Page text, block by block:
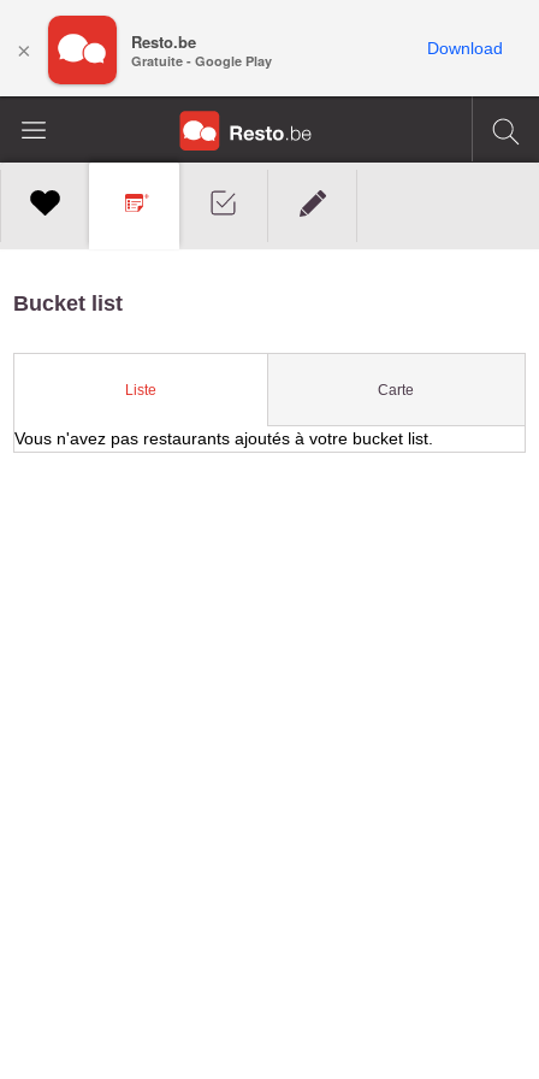
Bucket list
Liste Carte
Vous n'avez pas restaurants ajoutés à votre bucket list.
× Resto.be
Gratuite - Google Play
Download